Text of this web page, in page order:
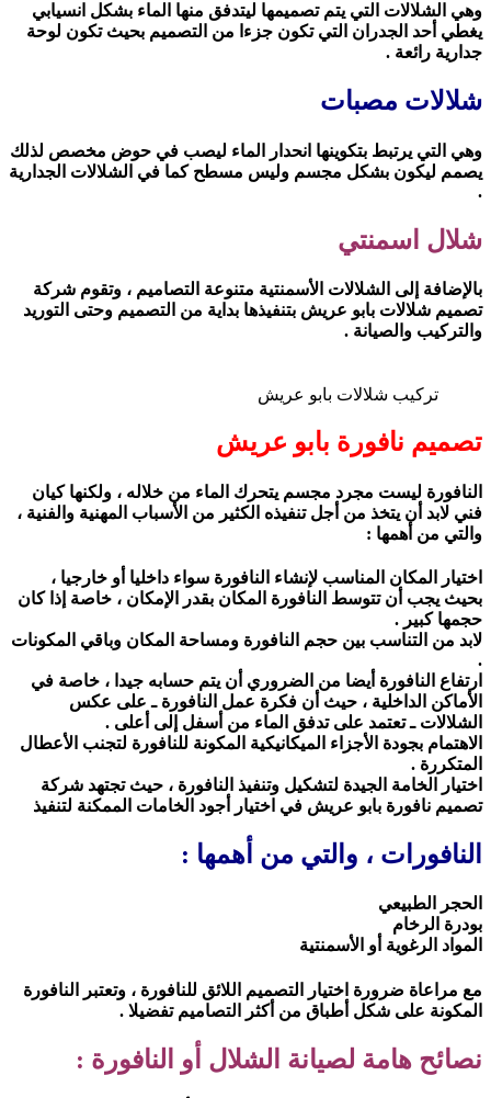
وهي الشلالات التي يتم تصميمها ليتدفق منها الماء بشكل انسيابي
يغطي أحد الجدران التي تكون جزءا من التصميم بحيث تكون لوحة
جدارية رائعة .
شلالات مصبات
وهي التي يرتبط بتكوينها انحدار الماء ليصب في حوض مخصص لذلك
يصمم ليكون بشكل مجسم وليس مسطح كما في الشلالات الجدارية
.
شلال اسمنتي
بالإضافة إلى الشلالات الأسمنتية متنوعة التصاميم ، وتقوم شركة
تصميم شلالات بابو عريش بتنفيذها بداية من التصميم وحتى التوريد
والتركيب والصيانة .
تركيب شلالات بابو عريش
تصميم نافورة بابو عريش
النافورة ليست مجرد مجسم يتحرك الماء من خلاله ، ولكنها كيان
فني لابد أن يتخذ من أجل تنفيذه الكثير من الأسباب المهنية والفنية ،
والتي من أهمها :
اختيار المكان المناسب لإنشاء النافورة سواء داخليا أو خارجيا ،
بحيث يجب أن تتوسط النافورة المكان بقدر الإمكان ، خاصة إذا كان
حجمها كبير .
لابد من التناسب بين حجم النافورة ومساحة المكان وباقي المكونات
.
ارتفاع النافورة أيضا من الضروري أن يتم حسابه جيدا ، خاصة في
الأماكن الداخلية ، حيث أن فكرة عمل النافورة ـ على عكس
الشلالات ـ تعتمد على تدفق الماء من أسفل إلى أعلى .
الاهتمام بجودة الأجزاء الميكانيكية المكونة للنافورة لتجنب الأعطال
المتكررة .
اختيار الخامة الجيدة لتشكيل وتنفيذ النافورة ، حيث تجتهد شركة
تصميم نافورة بابو عريش في اختيار أجود الخامات الممكنة لتنفيذ
النافورات ، والتي من أهمها :
الحجر الطبيعي
بودرة الرخام
المواد الرغوية أو الأسمنتية
مع مراعاة ضرورة اختيار التصميم اللائق للنافورة ، وتعتبر النافورة
المكونة على شكل أطباق من أكثر التصاميم تفضيلا .
نصائح هامة لصيانة الشلال أو النافورة :